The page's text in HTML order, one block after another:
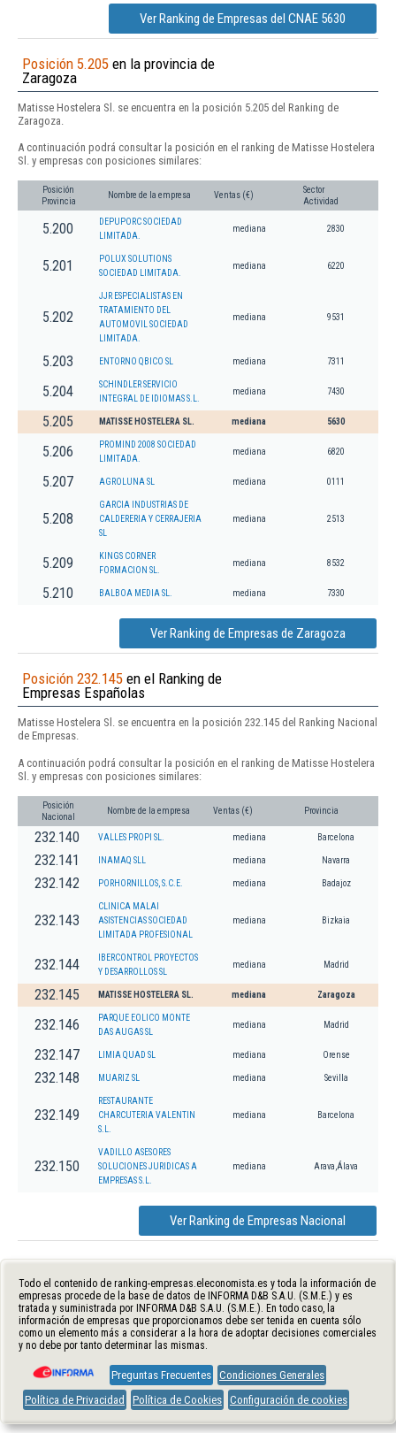
Ver Ranking de Empresas del CNAE 5630
Posición 5.205 en la provincia de
Zaragoza
Matisse Hostelera Sl. se encuentra en la posición 5.205 del Ranking de
Zaragoza.
A continuación podrá consultar la posición en el ranking de Matisse Hostelera
Sl. y empresas con posiciones similares:
Posición
Provincia
Nombre de la empresa Ventas (€)
Sector
Actividad
5.200
DEPUPORC SOCIEDAD
LIMITADA.
mediana 2830
5.201
POLUX SOLUTIONS
SOCIEDAD LIMITADA.
mediana 6220
5.202
JJR ESPECIALISTAS EN
TRATAMIENTO DEL
AUTOMOVIL SOCIEDAD
LIMITADA.
mediana 9531
5.203 ENTORNO QBICO SL mediana 7311
5.204
SCHINDLER SERVICIO
INTEGRAL DE IDIOMAS S.L.
mediana 7430
5.205 MATISSE HOSTELERA SL. mediana 5630
5.206
PROMIND 2008 SOCIEDAD
LIMITADA.
mediana 6820
5.207 AGROLUNA SL mediana 0111
5.208
GARCIA INDUSTRIAS DE
CALDERERIA Y CERRAJERIA
SL
mediana 2513
5.209
KINGS CORNER
FORMACION SL.
mediana 8532
5.210 BALBOA MEDIA SL. mediana 7330
Ver Ranking de Empresas de Zaragoza
Posición 232.145 en el Ranking de
Empresas Españolas
Matisse Hostelera Sl. se encuentra en la posición 232.145 del Ranking Nacional
de Empresas.
A continuación podrá consultar la posición en el ranking de Matisse Hostelera
Sl. y empresas con posiciones similares:
Posición
Nacional
Nombre de la empresa Ventas (€) Provincia
232.140 VALLES PROPI SL. mediana Barcelona
232.141 INAMAQ SLL mediana Navarra
232.142 PORHORNILLOS, S.C.E. mediana Badajoz
232.143
CLINICA MALAI
ASISTENCIAS SOCIEDAD
LIMITADA PROFESIONAL
mediana Bizkaia
232.144
IBERCONTROL PROYECTOS
Y DESARROLLOS SL
mediana Madrid
232.145 MATISSE HOSTELERA SL. mediana Zaragoza
232.146
PARQUE EOLICO MONTE
DAS AUGAS SL
mediana Madrid
232.147 LIMIA QUAD SL mediana Orense
232.148 MUARIZ SL mediana Sevilla
232.149
RESTAURANTE
CHARCUTERIA VALENTIN
S.L.
mediana Barcelona
232.150
VADILLO ASESORES
SOLUCIONES JURIDICAS A
EMPRESAS S.L.
mediana Arava,Álava
Ver Ranking de Empresas Nacional
Todo el contenido de ranking-empresas.eleconomista.es y toda la información de
empresas procede de la base de datos de INFORMA D&B S.A.U. (S.M.E.) y es
tratada y suministrada por INFORMA D&B S.A.U. (S.M.E.). En todo caso, la
información de empresas que proporcionamos debe ser tenida en cuenta sólo
como un elemento más a considerar a la hora de adoptar decisiones comerciales
y no debe por tanto determinar las mismas.
Preguntas Frecuentes Condiciones Generales
Política de Privacidad
Política de Cookies Configuración de cookies